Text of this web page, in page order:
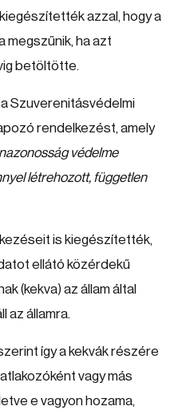
azzal, hogy a
megszűnik, ha azt
betöltötte.
Szuverenitásvédelmi
rendelkezést, amely
védelme
létrehozott, független
is kiegészítették,
ellátó közérdekű
(kekva) az állam által
az államra.
így a kekvák részére
vagy más
e vagyon hozama,